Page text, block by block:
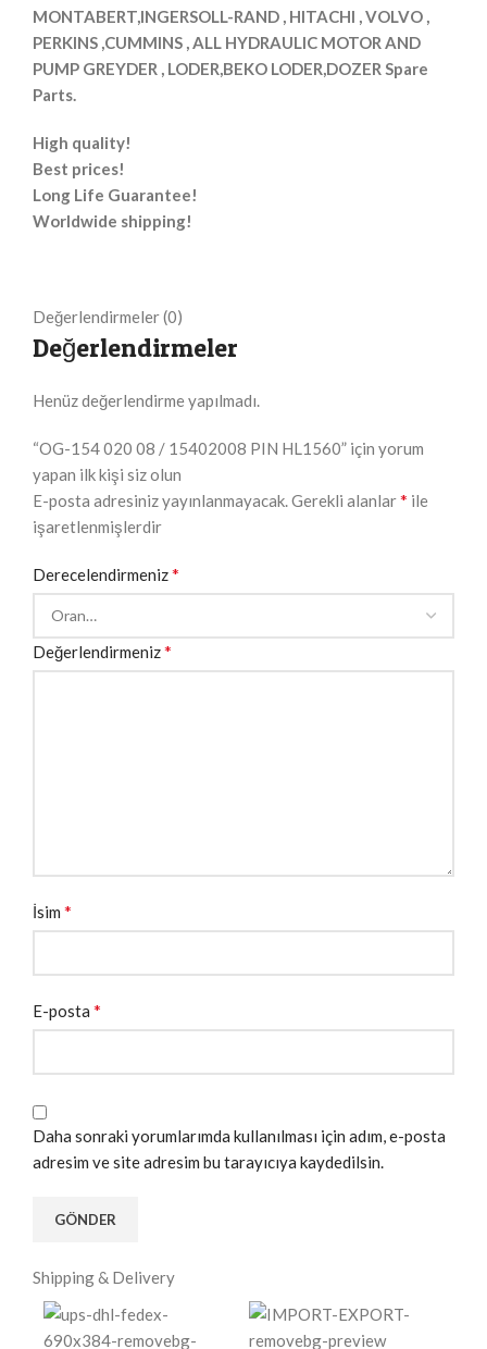
MONTABERT,INGERSOLL-RAND , HITACHI , VOLVO ,
PERKINS ,CUMMINS , ALL HYDRAULIC MOTOR AND
PUMP GREYDER , LODER,BEKO LODER,DOZER Spare
Parts.
High quality!
Best prices!
Long Life Guarantee!
Worldwide shipping!
Değerlendirmeler (0)
Değerlendirmeler
Henüz değerlendirme yapılmadı.
“OG-154 020 08 / 15402008 PIN HL1560” için yorum
yapan ilk kişi siz olun
E-posta adresiniz yayınlanmayacak.Gerekli alanlar* ile
işaretlenmişlerdir
Derecelendirmeniz*
Değerlendirmeniz*
İsim *
E-posta *
Daha sonraki yorumlarımda kullanılması için adım, e-posta
adresim ve site adresim bu tarayıcıya kaydedilsin.
Shipping & Delivery